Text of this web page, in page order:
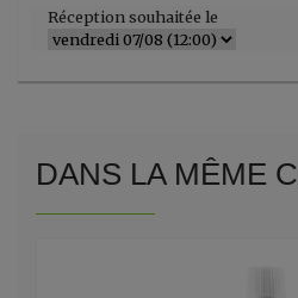
Réception souhaitée le
DANS LA MÊME